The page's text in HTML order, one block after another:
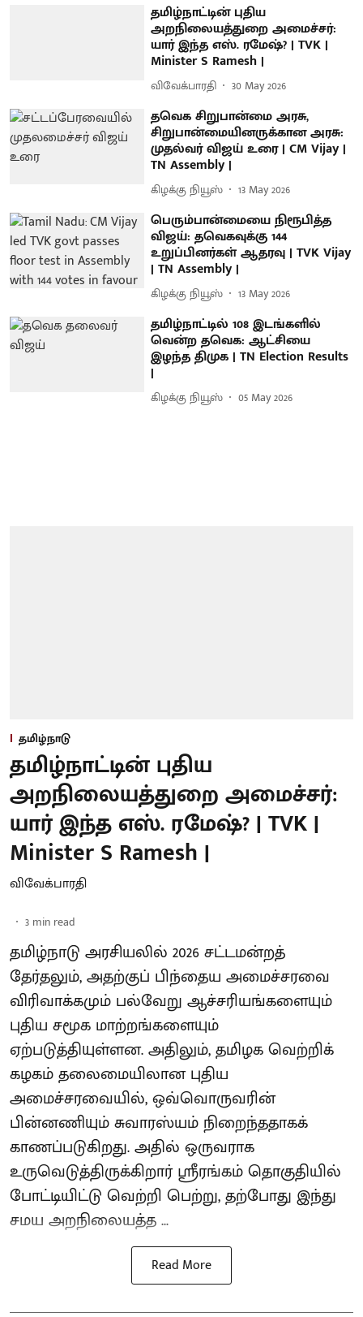
தமிழ்நாட்டின் புதிய
அறநிலையத்துறை அமைச்சர்:
யார் இந்த எஸ். ரமேஷ்? | TVK |
Minister S Ramesh |
விவேக்பாரதி 30 May 2026
தவெக சிறுபான்மை அரசு,
சிறுபான்மையினருக்கான அரசு:
முதல்வர் விஜய் உரை | CM Vijay |
TN Assembly |
கிழக்கு நியூஸ் 13 May 2026
பெரும்பான்மையை நிரூபித்த
விஜய்: தவெகவுக்கு 144
உறுப்பினர்கள் ஆதரவு | TVK Vijay
| TN Assembly |
கிழக்கு நியூஸ் 13 May 2026
தமிழ்நாட்டில் 108 இடங்களில்
வென்ற தவெக: ஆட்சியை
இழந்த திமுக | TN Election Results
|
கிழக்கு நியூஸ் 05 May 2026
தமிழ்நாடு
தமிழ்நாட்டின் புதிய
அறநிலையத்துறை அமைச்சர்:
யார் இந்த எஸ். ரமேஷ்? | TVK |
Minister S Ramesh |
விவேக்பாரதி
3 min read
தமிழ்நாடு அரசியலில் 2026 சட்டமன்றத்
தேர்தலும், அதற்குப் பிந்தைய அமைச்சரவை
விரிவாக்கமும் பல்வேறு ஆச்சரியங்களையும்
புதிய சமூக மாற்றங்களையும்
ஏற்படுத்தியுள்ளன. அதிலும், தமிழக வெற்றிக்
கழகம் தலைமையிலான புதிய
அமைச்சரவையில், ஒவ்வொருவரின்
பின்னணியும் சுவாரஸ்யம் நிறைந்ததாகக்
காணப்படுகிறது. அதில் ஒருவராக
உருவெடுத்திருக்கிறார் ஸ்ரீரங்கம் தொகுதியில்
போட்டியிட்டு வெற்றி பெற்று, தற்போது இந்து
சமய அறநிலையத்த ...
Read More